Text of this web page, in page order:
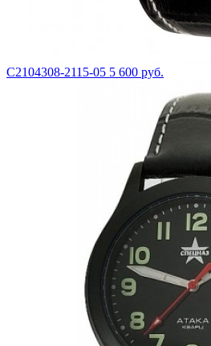
С2104308-2115-05 5 600 руб.